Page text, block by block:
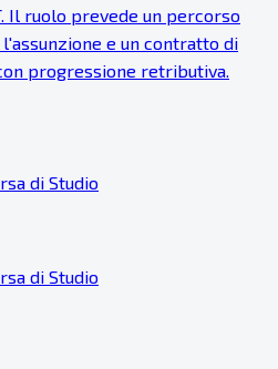
Il ruolo prevede un percorso
e un contratto di
progressione retributiva.
di Studio
di Studio